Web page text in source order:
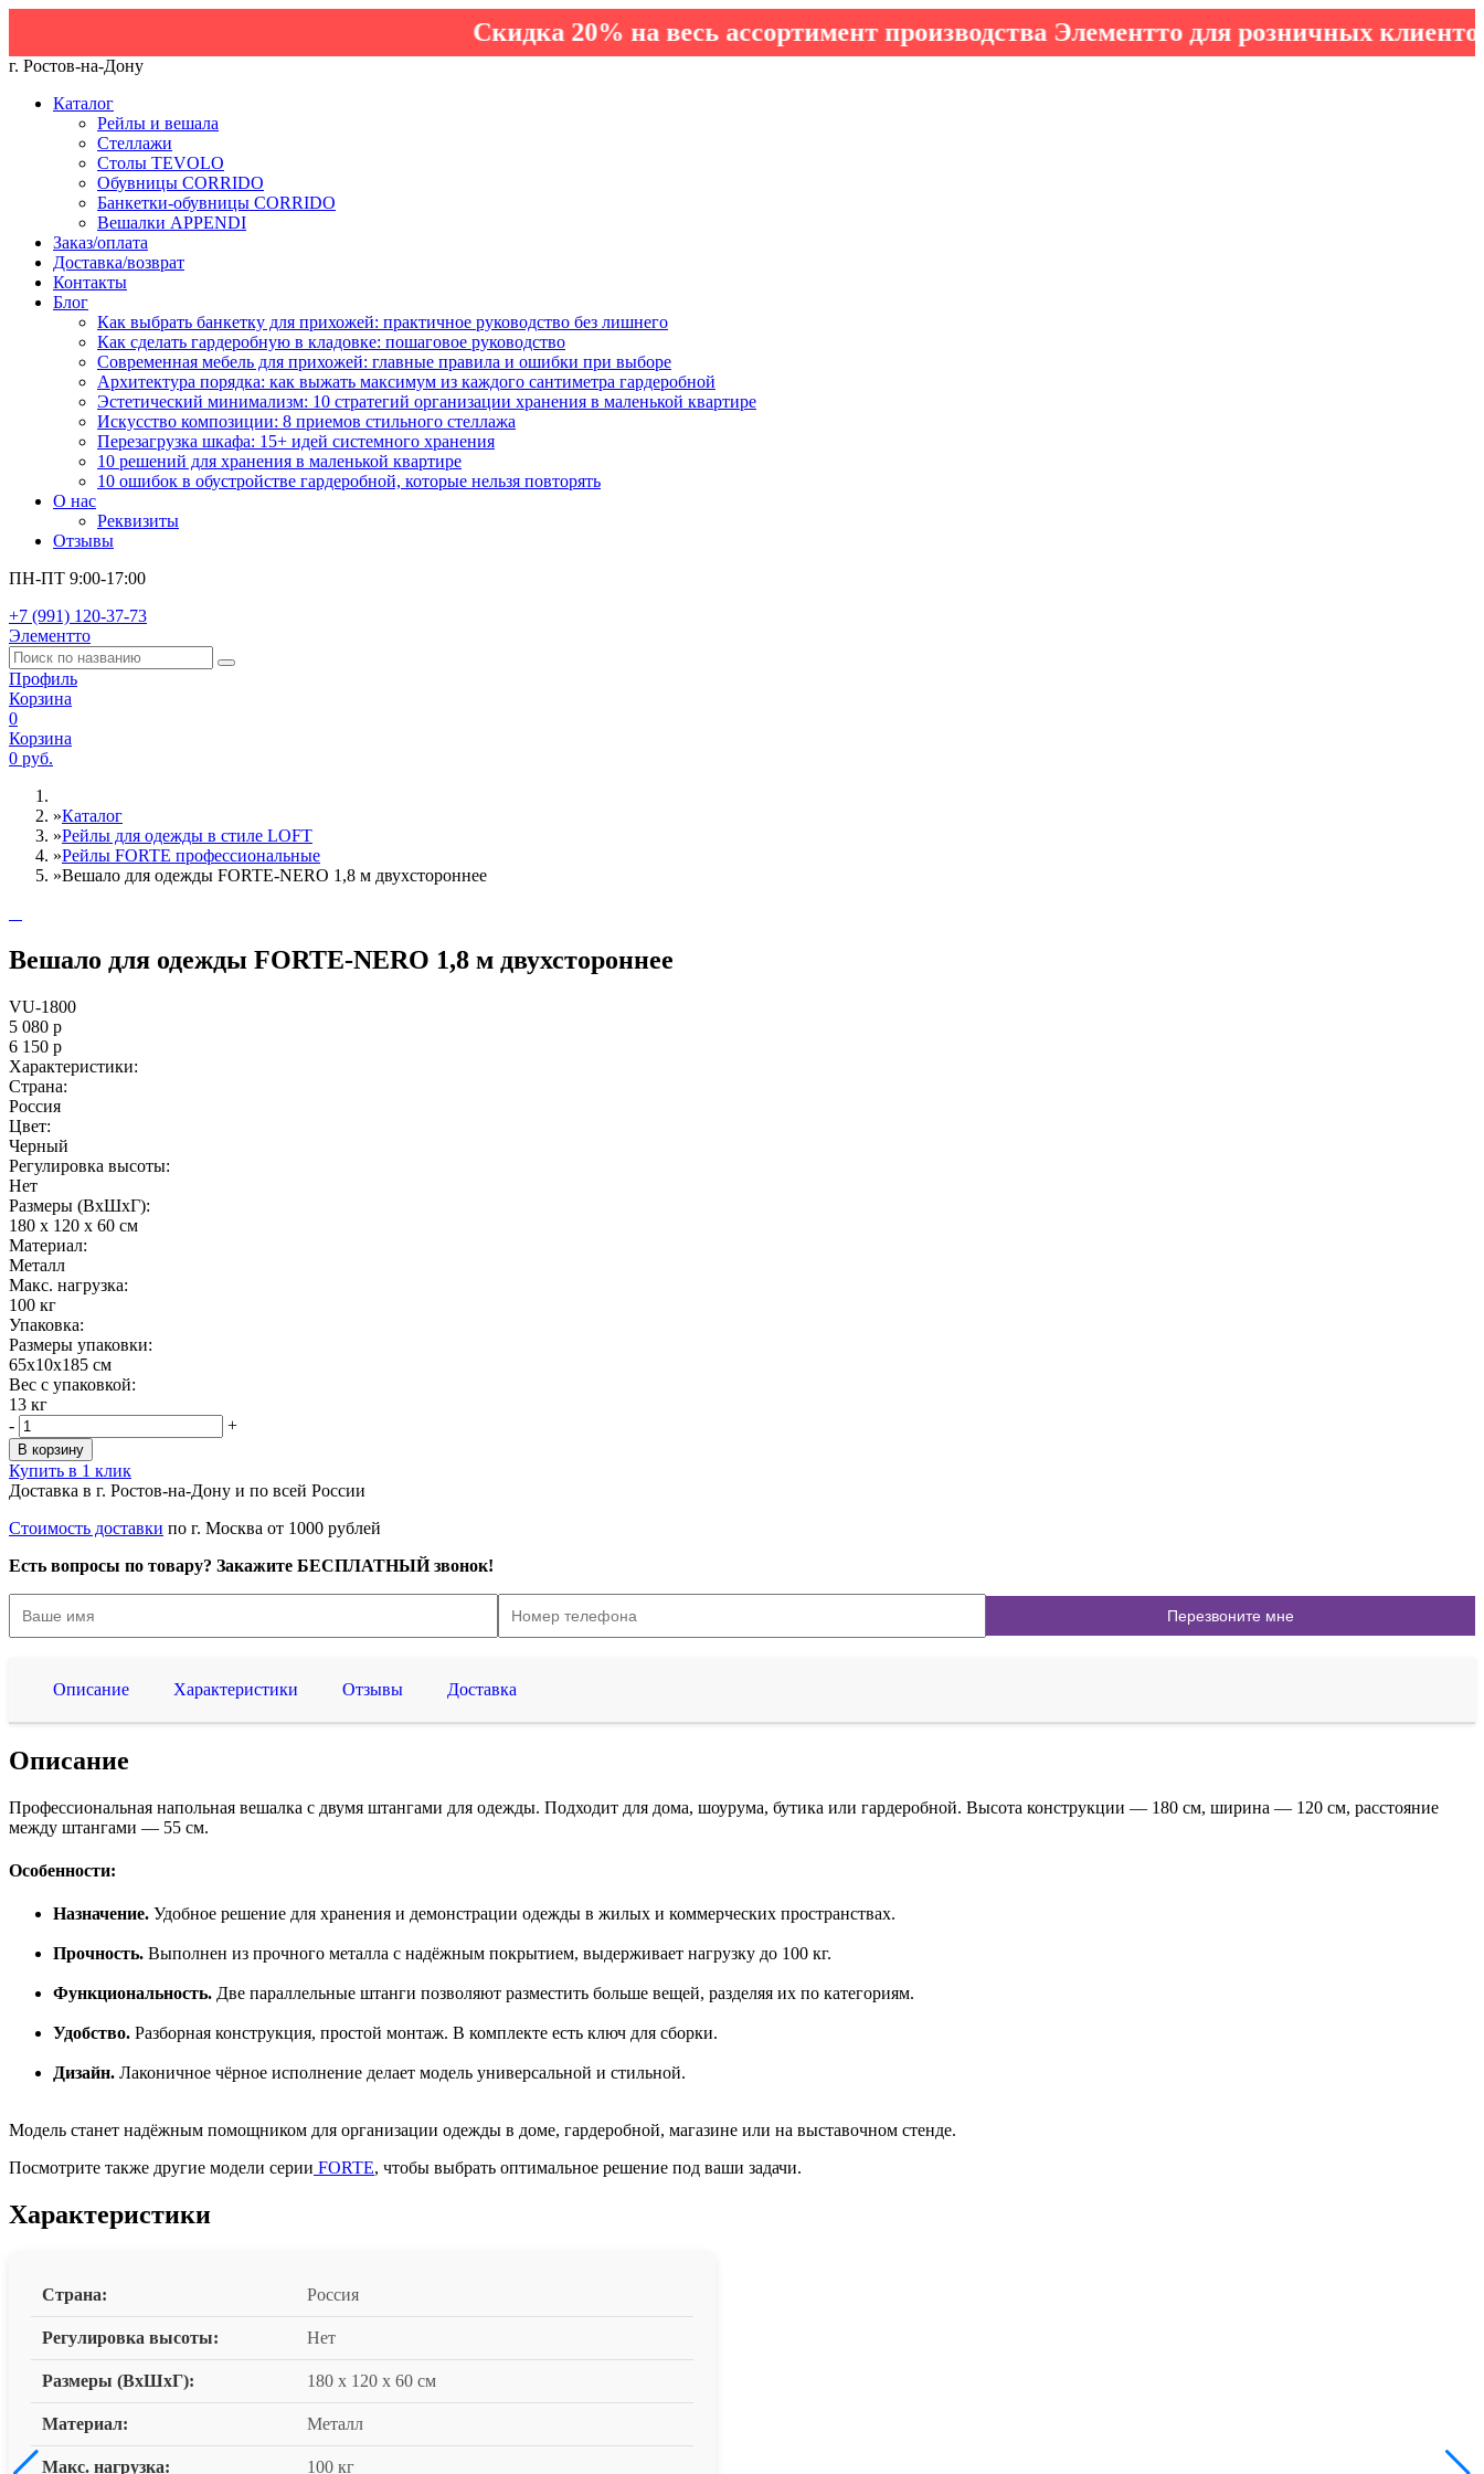
Скидка 20% на весь ассортимент производства Элементто для розничных клиентов!
г. Ростов-на-Дону
Каталог
Рейлы и вешала
Стеллажи
Столы TEVOLO
Обувницы CORRIDO
Банкетки-обувницы CORRIDO
Вешалки APPENDI
Заказ/оплата
Доставка/возврат
Контакты
Блог
Как выбрать банкетку для прихожей: практичное руководство без лишнего
Как сделать гардеробную в кладовке: пошаговое руководство
Современная мебель для прихожей: главные правила и ошибки при выборе
Архитектура порядка: как выжать максимум из каждого сантиметра гардеробной
Эстетический минимализм: 10 стратегий организации хранения в маленькой квартире
Искусство композиции: 8 приемов стильного стеллажа
Перезагрузка шкафа: 15+ идей системного хранения
10 решений для хранения в маленькой квартире
10 ошибок в обустройстве гардеробной, которые нельзя повторять
О нас
Реквизиты
Отзывы
ПН-ПТ 9:00-17:00
+7 (991) 120-37-73
Элементто
Профиль
Корзина
0
Корзина
0 руб.
»Каталог
»Рейлы для одежды в стиле LOFT
»Рейлы FORTE профессиональные
»Вешало для одежды FORTE-NERO 1,8 м двухстороннее
Вешало для одежды FORTE-NERO 1,8 м двухстороннее
VU-1800
5 080 р
6 150 р
Характеристики:
Страна:
Россия
Цвет:
Черный
Регулировка высоты:
Нет
Размеры (ВxШxГ):
180 x 120 x 60 см
Материал:
Металл
Maкс. нагрузка:
100 кг
Упаковка:
Размеры упаковки:
65x10x185 см
Вес с упаковкой:
13 кг
-
+
В корзину
Купить в 1 клик
Доставка в г. Ростов-на-Дону и по всей России
Стоимость доставки по г. Москва от 1000 рублей
Есть вопросы по товару? Закажите БЕСПЛАТНЫЙ звонок!
Описание Характеристики Отзывы Доставка
Описание
Профессиональная напольная вешалка с двумя штангами для одежды. Подходит для дома, шоурума, бутика или гардеробной. Высота конструкции — 180 см, ширина — 120 см, расстояние
между штангами — 55 см.
Особенности:
Назначение. Удобное решение для хранения и демонстрации одежды в жилых и коммерческих пространствах.
Прочность. Выполнен из прочного металла с надёжным покрытием, выдерживает нагрузку до 100 кг.
Функциональность. Две параллельные штанги позволяют разместить больше вещей, разделяя их по категориям.
Удобство. Разборная конструкция, простой монтаж. В комплекте есть ключ для сборки.
Дизайн. Лаконичное чёрное исполнение делает модель универсальной и стильной.
Модель станет надёжным помощником для организации одежды в доме, гардеробной, магазине или на выставочном стенде.
Посмотрите также другие модели серии FORTE, чтобы выбрать оптимальное решение под ваши задачи.
Характеристики
Страна: Россия
Регулировка высоты: Нет
Размеры (ВxШxГ): 180 x 120 x 60 см
Материал: Металл
Макс. нагрузка: 100 кг